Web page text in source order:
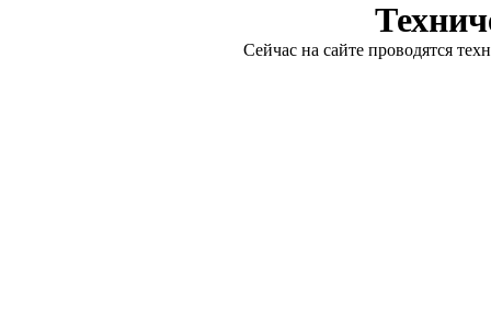
Сейчас на сайте проводятся